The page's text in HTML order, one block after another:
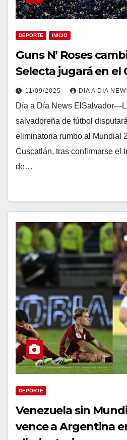
DEPORTE INICIO
Guns N’ Roses
Selecta jugará en el
11/09/2025 DIA A DIA
Día a Día News
salvadoreña de fútbol
eliminatoria rumbo al Mundial
Cuscatlán, tras confirmarse el
de…
DEPORTE
Venezuela sin
vence a Argentina